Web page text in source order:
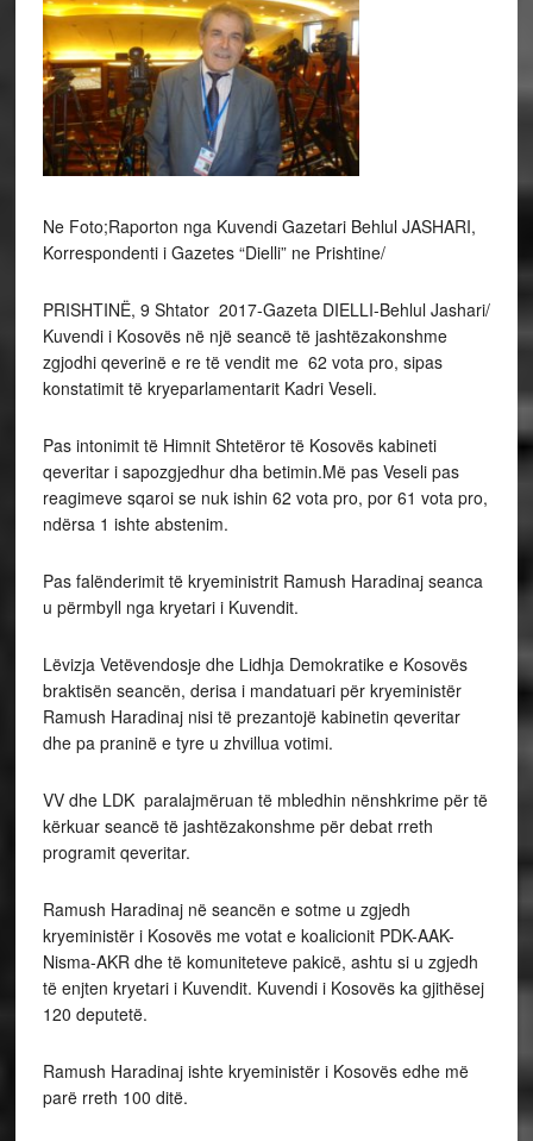
Ne Foto;Raporton nga Kuvendi Gazetari Behlul JASHARI,
Korrespondenti i Gazetes “Dielli” ne Prishtine/
PRISHTINË, 9 Shtator 2017-Gazeta DIELLI-Behlul Jashari/
Kuvendi i Kosovës në një seancë të jashtëzakonshme
zgjodhi qeverinë e re të vendit me 62 vota pro, sipas
konstatimit të kryeparlamentarit Kadri Veseli.
Pas intonimit të Himnit Shtetëror të Kosovës kabineti
qeveritar i sapozgjedhur dha betimin.Më pas Veseli pas
reagimeve sqaroi se nuk ishin 62 vota pro, por 61 vota pro,
ndërsa 1 ishte abstenim.
Pas falënderimit të kryeministrit Ramush Haradinaj seanca
u përmbyll nga kryetari i Kuvendit.
Lëvizja Vetëvendosje dhe Lidhja Demokratike e Kosovës
braktisën seancën, derisa i mandatuari për kryeministër
Ramush Haradinaj nisi të prezantojë kabinetin qeveritar
dhe pa praninë e tyre u zhvillua votimi.
VV dhe LDK paralajmëruan të mbledhin nënshkrime për të
kërkuar seancë të jashtëzakonshme për debat rreth
programit qeveritar.
Ramush Haradinaj në seancën e sotme u zgjedh
kryeministër i Kosovës me votat e koalicionit PDK-AAK-
Nisma-AKR dhe të komuniteteve pakicë, ashtu si u zgjedh
të enjten kryetari i Kuvendit. Kuvendi i Kosovës ka gjithësej
120 deputetë.
Ramush Haradinaj ishte kryeministër i Kosovës edhe më
parë rreth 100 ditë.